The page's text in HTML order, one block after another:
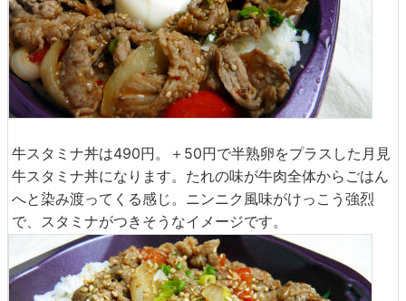
牛スタミナ丼は490円。＋50円で半熟卵をプラスした月見
牛スタミナ丼になります。たれの味が牛肉全体からごはん
へと染み渡ってくる感じ。ニンニク風味がけっこう強烈
で、スタミナがつきそうなイメージです。